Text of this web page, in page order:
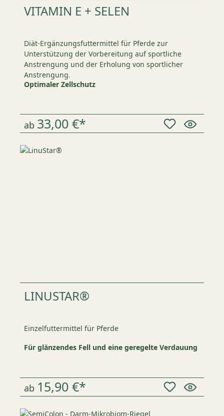
VITAMIN E + SELEN
Diät-Ergänzungsfuttermittel für Pferde zur
Unterstützung der Vorbereitung auf sportliche
Anstrengung und der Erholung von sportlicher
Anstrengung.
Optimaler Zellschutz
ab 33,00 €*
LINUSTAR®
Einzelfuttermittel für Pferde
Für glänzendes Fell und eine geregelte Verdauung
ab 15,90 €*